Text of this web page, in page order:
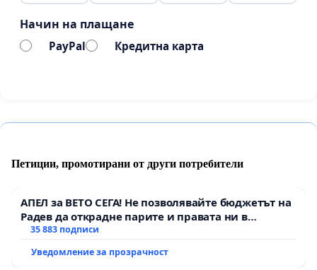
Начин на плащане
PayPal Кредитна карта
Петиции, промотирани от други потребители
АПЕЛ за ВЕТО СЕГА! Не позволявайте бюджетът на
Радев да открадне парите и правата ни в
тъмното
35 883 подписи
Уведомление за прозрачност